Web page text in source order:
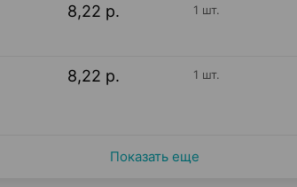
8,22 р. 1 шт.
8,22 р. 1 шт.
Показать еще